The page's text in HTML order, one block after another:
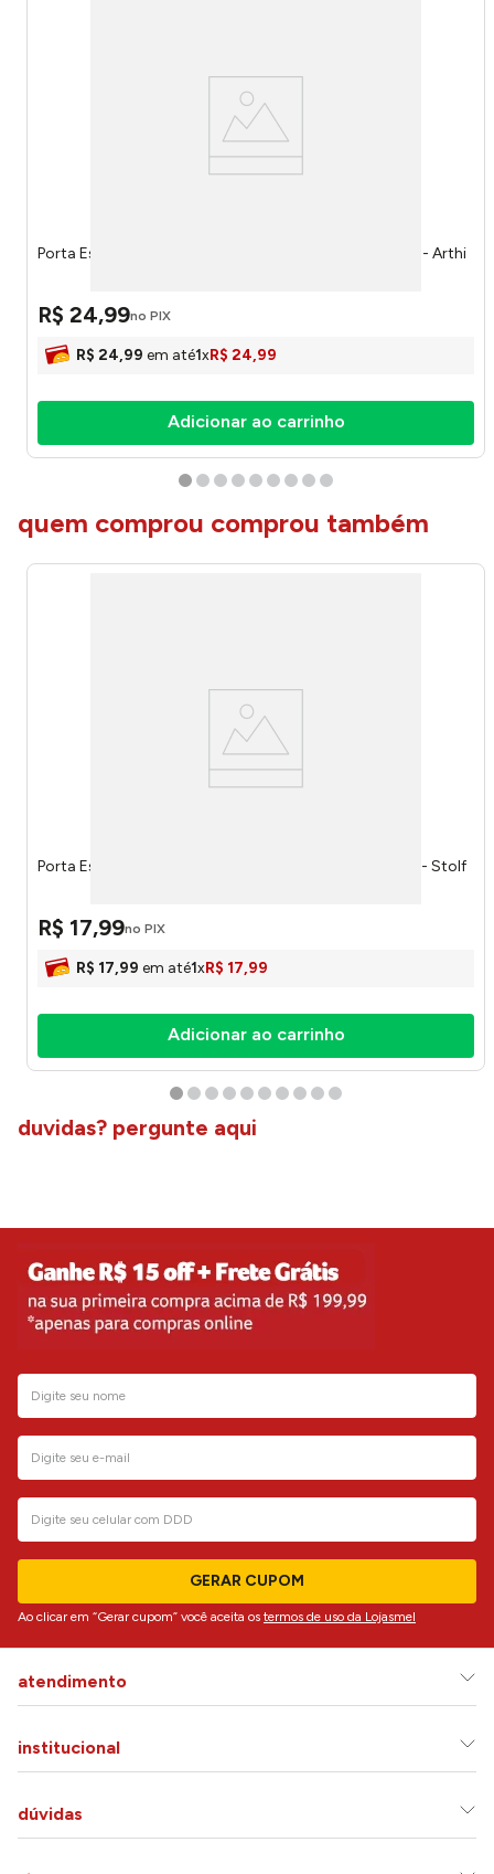
Porta Escovas de Dente Plástico Diamante Black 1949 - Arthi
R$ 24,99no PIX
R$ 24,99 em até1xR$ 24,99
Adicionar ao carrinho
quem comprou comprou também
Porta Escova de Dente Smile Polipropileno Preto 1516P - Stolf
R$ 17,99no PIX
R$ 17,99 em até1xR$ 17,99
Adicionar ao carrinho
duvidas? pergunte aqui
GERAR CUPOM
Ao clicar em “Gerar cupom” você aceita os termos de uso da Lojasmel
atendimento
institucional
dúvidas